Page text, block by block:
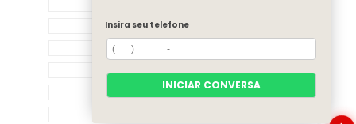
MANUTENÇÃO E USINAGEM
LOJA
EQUIPAMENTOS
RASTREAMENTO
CONTATO
Insira seu telefone
INICIAR CONVERSA